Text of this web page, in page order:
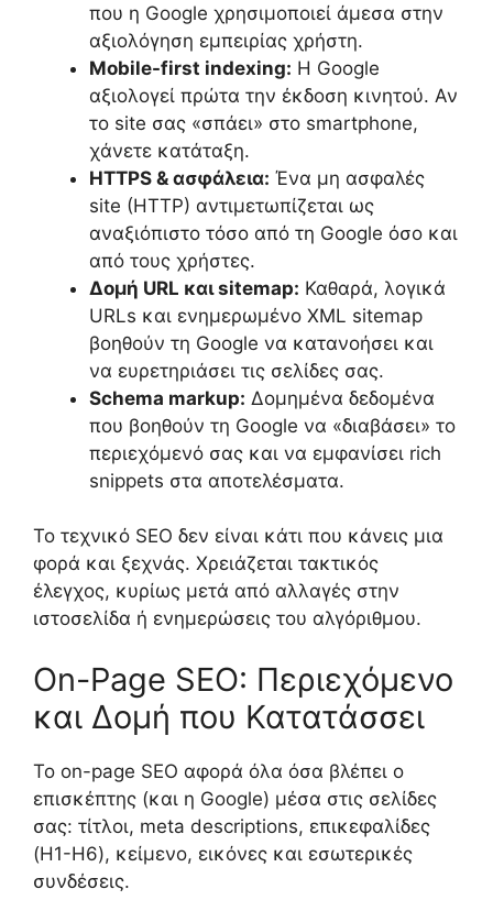
που η Google χρησιμοποιεί άμεσα στην
αξιολόγηση εμπειρίας χρήστη.
Mobile-first indexing: Η Google
αξιολογεί πρώτα την έκδοση κινητού. Αν
το site σας «σπάει» στο smartphone,
χάνετε κατάταξη.
HTTPS & ασφάλεια: Ένα μη ασφαλές
site (HTTP) αντιμετωπίζεται ως
αναξιόπιστο τόσο από τη Google όσο και
από τους χρήστες.
Δομή URL και sitemap: Καθαρά, λογικά
URLs και ενημερωμένο XML sitemap
βοηθούν τη Google να κατανοήσει και
να ευρετηριάσει τις σελίδες σας.
Schema markup: Δομημένα δεδομένα
που βοηθούν τη Google να «διαβάσει» το
περιεχόμενό σας και να εμφανίσει rich
snippets στα αποτελέσματα.
Το τεχνικό SEO δεν είναι κάτι που κάνεις μια
φορά και ξεχνάς. Χρειάζεται τακτικός
έλεγχος, κυρίως μετά από αλλαγές στην
ιστοσελίδα ή ενημερώσεις του αλγόριθμου.
On-Page SEO: Περιεχόμενο
και Δομή που Κατατάσσει
Το on-page SEO αφορά όλα όσα βλέπει ο
επισκέπτης (και η Google) μέσα στις σελίδες
σας: τίτλοι, meta descriptions, επικεφαλίδες
(H1-H6), κείμενο, εικόνες και εσωτερικές
συνδέσεις.